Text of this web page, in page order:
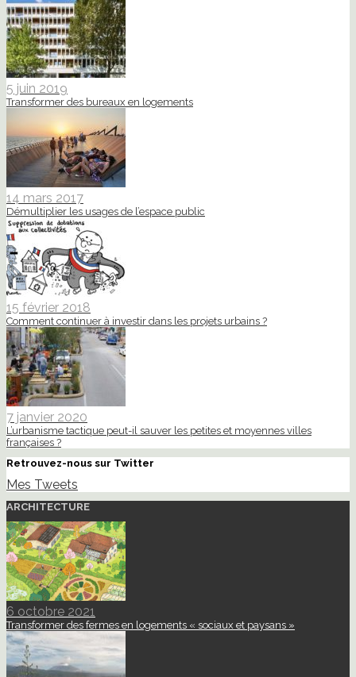
5 juin 2019
Transformer des bureaux en logements
14 mars 2017
Démultiplier les usages de l’espace public
15 février 2018
Comment continuer à investir dans les projets urbains ?
7 janvier 2020
L’urbanisme tactique peut-il sauver les petites et moyennes villes
françaises ?
Retrouvez-nous sur Twitter
Mes Tweets
ARCHITECTURE
6 octobre 2021
Transformer des fermes en logements « sociaux et paysans »